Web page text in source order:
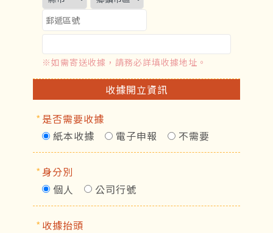
※如需寄送收據，請務必詳填收據地址。
收據開立資訊
*是否需要收據
紙本收據
電子申報 不需要
*身分別
個人
公司行號
*收據抬頭